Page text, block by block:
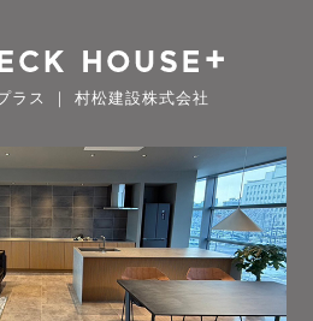
ラス ｜ 村松建設株式会社